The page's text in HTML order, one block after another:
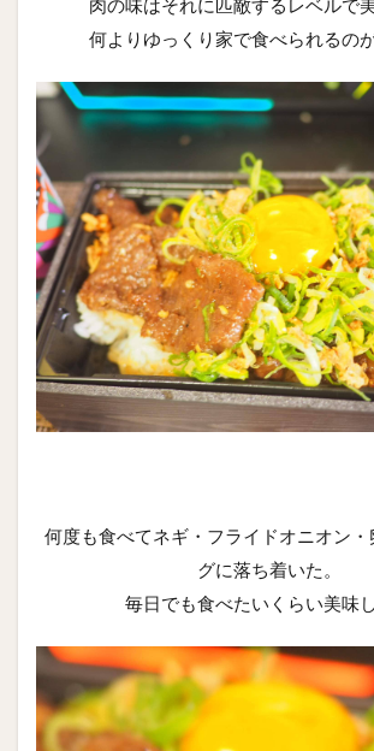
何よりゆっくり家で食べられるのが
何度も食べてネギ・フライドオニオン
グに落ち着いた。
毎日でも食べたいくらい美味し